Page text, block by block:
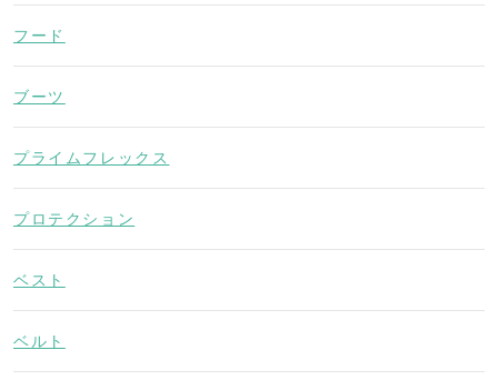
フード
ブーツ
プライムフレックス
プロテクション
ベスト
ベルト